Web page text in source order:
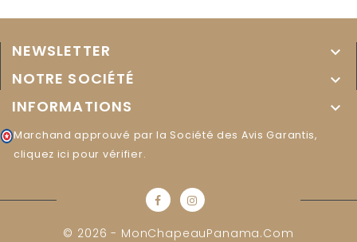
NEWSLETTER 
NOTRE SOCIÉTÉ 
INFORMATIONS 
Marchand approuvé par la Société des Avis Garantis,
cliquez ici pour vérifier.
© 2026 - MonChapeauPanama.com